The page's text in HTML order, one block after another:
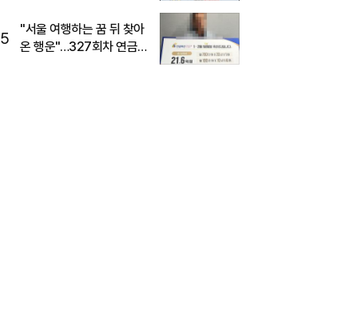
5
"서울 여행하는 꿈 뒤 찾아
온 행운"…327회차 연금